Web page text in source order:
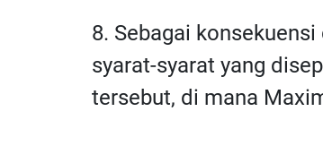
8. Sebagai
syarat-syarat yang
tersebut, di mana